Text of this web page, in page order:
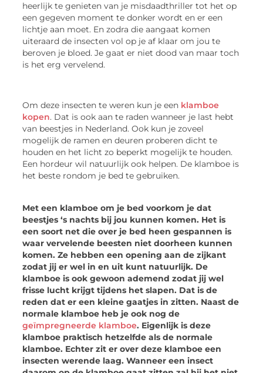
heerlijk te genieten van je misdaadthriller tot het op
een gegeven moment te donker wordt en er een
lichtje aan moet. En zodra die aangaat komen
uiteraard de insecten vol op je af klaar om jou te
beroven je bloed. Je gaat er niet dood van maar toch
is het erg vervelend.
Om deze insecten te weren kun je een klamboe
kopen. Dat is ook aan te raden wanneer je last hebt
van beestjes in Nederland. Ook kun je zoveel
mogelijk de ramen en deuren proberen dicht te
houden en het licht zo beperkt mogelijk te houden.
Een hordeur wil natuurlijk ook helpen. De klamboe is
het beste rondom je bed te gebruiken.
Met een klamboe om je bed voorkom je dat
beestjes ‘s nachts bij jou kunnen komen. Het is
een soort net die over je bed heen gespannen is
waar vervelende beesten niet doorheen kunnen
komen. Ze hebben een opening aan de zijkant
zodat jij er wel in en uit kunt natuurlijk. De
klamboe is ook gewoon ademend zodat jij wel
frisse lucht krijgt tijdens het slapen. Dat is de
reden dat er een kleine gaatjes in zitten. Naast de
normale klamboe heb je ook nog de
geïmpregneerde klamboe. Eigenlijk is deze
klamboe praktisch hetzelfde als de normale
klamboe. Echter zit er over deze klamboe een
insecten werende laag. Wanneer een insect